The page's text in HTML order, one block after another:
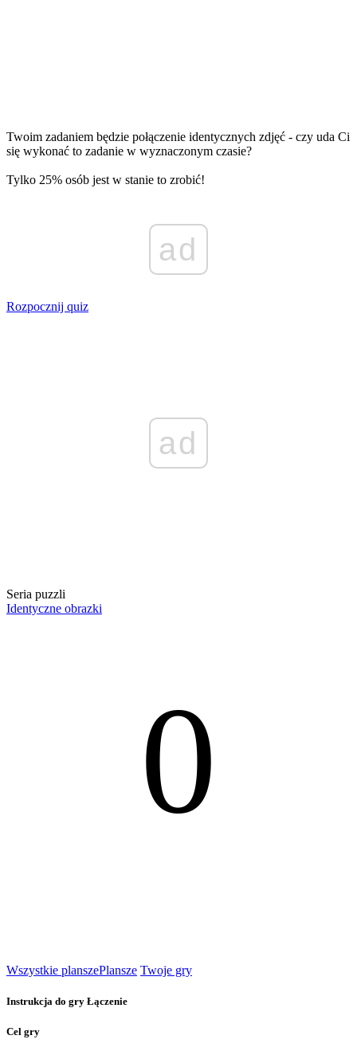
Twoim zadaniem będzie połączenie identycznych zdjęć - czy uda Ci
się wykonać to zadanie w wyznaczonym czasie?
Tylko 25% osób jest w stanie to zrobić!
ad
Rozpocznij quiz
ad
Seria puzzli
Identyczne obrazki
0
Wszystkie planszePlansze Twoje gry
Instrukcja do gry Łączenie
Cel gry